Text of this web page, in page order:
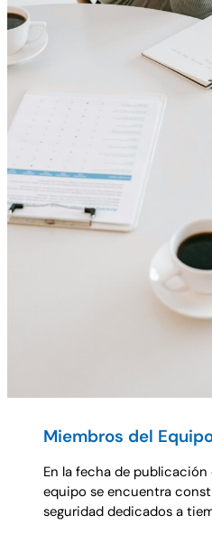
Miembros del
En la fecha de
equipo se encuentra
seguridad dedicados a